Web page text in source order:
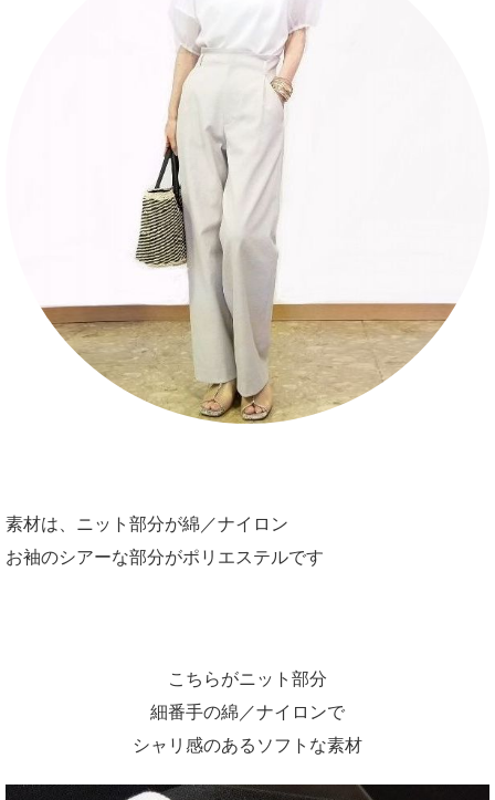
素材は、ニット部分が綿／ナイロン
お袖のシアーな部分がポリエステルです
こちらがニット部分
細番手の綿／ナイロンで
シャリ感のあるソフトな素材